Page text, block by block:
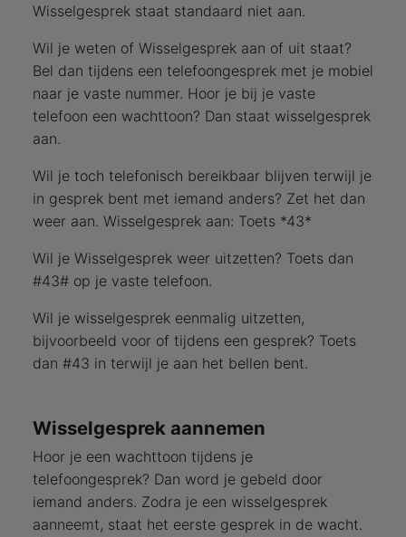
Wisselgesprek staat standaard niet aan.
Wil je weten of Wisselgesprek aan of uit staat?
Bel dan tijdens een telefoongesprek met je mobiel
naar je vaste nummer. Hoor je bij je vaste
telefoon een wachttoon? Dan staat wisselgesprek
aan.
Wil je toch telefonisch bereikbaar blijven terwijl je
in gesprek bent met iemand anders? Zet het dan
weer aan. Wisselgesprek aan: Toets *43*
Wil je Wisselgesprek weer uitzetten? Toets dan
#43# op je vaste telefoon.
Wil je wisselgesprek eenmalig uitzetten,
bijvoorbeeld voor of tijdens een gesprek? Toets
dan #43 in terwijl je aan het bellen bent.
Wisselgesprek aannemen
Hoor je een wachttoon tijdens je
telefoongesprek? Dan word je gebeld door
iemand anders. Zodra je een wisselgesprek
aanneemt, staat het eerste gesprek in de wacht.